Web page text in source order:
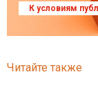
К условиям
Читайте также